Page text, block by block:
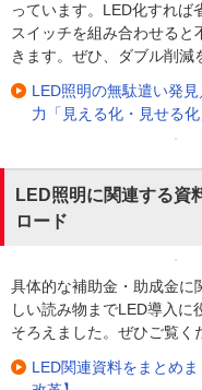
っています。LED化すれば
スイッチを組み合わせると
きます。ぜひ、ダブル削減
LED照明の無駄遣い発
力「見える化・見せる化
LED照明に関連する資
ロード
具体的な補助金・助成金に
しい読み物までLED導入に
そろえました。ぜひご覧く
LED関連資料をまとめ